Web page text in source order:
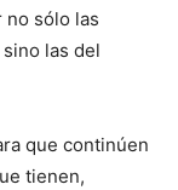
no sólo las
las del
que continúen
tienen,